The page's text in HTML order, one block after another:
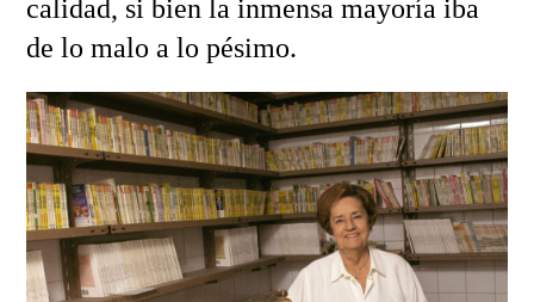
calidad, si bien la inmensa mayoría iba
de lo malo a lo pésimo.